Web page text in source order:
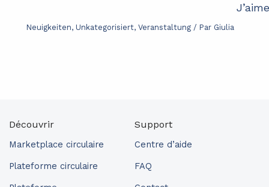
Neuigkeiten, Unkategorisiert,Veranstaltung / Par Giulia
Découvrir
Marketplace circulaire
Plateforme circulaire
Support
Centre d’aide
FAQ